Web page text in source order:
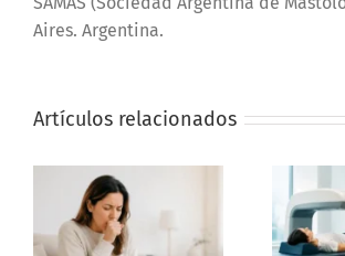
Aires. Argentina.
Artículos relacionados